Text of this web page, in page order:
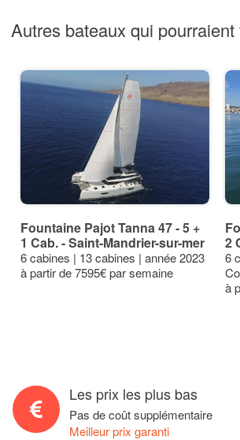
Autres bateaux qui
Fountaine Pajot Tanna 47 - 5 +
1 Cab. - Saint-Mandrier-sur-mer
6 cabines | 13 cabines | année 2023
à partir de 7595€ par semaine
2
6
à
Les prix les plus bas
Pas de coût supplémentaire
Meilleur prix garanti